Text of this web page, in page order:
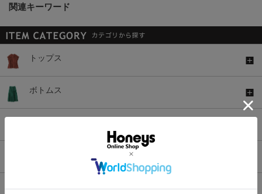
関連キーワード
トップス
ボトムス